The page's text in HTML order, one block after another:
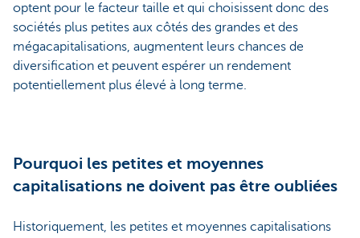
optent pour le facteur taille et qui choisissent donc des
sociétés plus petites aux côtés des grandes et des
mégacapitalisations, augmentent leurs chances de
diversification et peuvent espérer un rendement
potentiellement plus élevé à long terme.
Pourquoi les petites et moyennes
capitalisations ne doivent pas être oubliées
Historiquement, les petites et moyennes capitalisations